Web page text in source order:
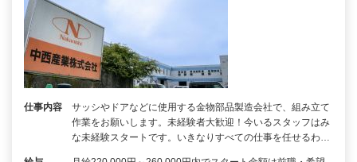
仕事内容
サッシやドアなどに使用する金物部品製造会社で、組み立て
作業をお願いします。未経験者大歓迎！今いるスタッフはみ
な未経験スタートです。いきなりすべての仕事を任せるわ…